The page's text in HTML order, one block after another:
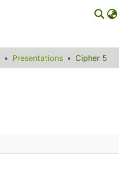
Presentations Cipher 5